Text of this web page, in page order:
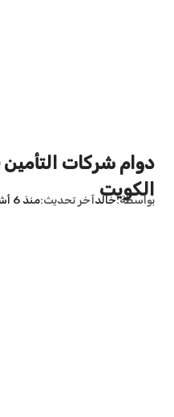
الكويت
بواسطة خالدآخر تحديث منذ 6 أشهر